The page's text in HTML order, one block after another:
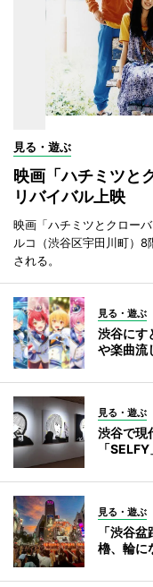
見る・遊ぶ
映画「ハチミツと
リバイバル上映
映画「ハチミツとクロー
ルコ（渋谷区宇田川町）
される。
見る・遊ぶ
渋谷にす
や楽曲流
見る・遊ぶ
渋谷で現
「
見る・遊ぶ
「渋谷
櫓、輪に